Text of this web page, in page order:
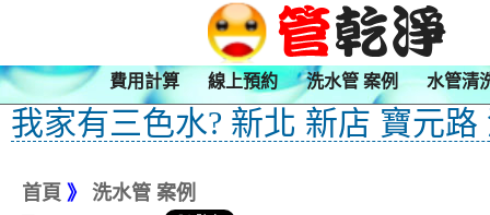
費用計算 線上預約 洗水管 案例 水管清
我家有三色水? 新北 新店 寶元路
首頁 》 洗水管 案例